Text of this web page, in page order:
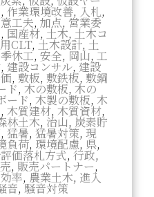
, 作業環境改善,入札,
工夫,加点,営業委
,国産材,土木, 土木コ
CLT,土木設計, 土
休工,安全,岡山,工
,建設コンサル,建設
,敷板, 敷鉄板,敷鋼
ド,木の敷板,木の
ード, 木製の敷板, 木
, 木質建材,木質資材,
林土木, 治山, 炭素貯
, 猛暑,猛暑対策,現
負荷, 環境配慮, 県,
価落札方式,行政,
,販売パートナー,
率,農業土木, 進入
音,騒音対策